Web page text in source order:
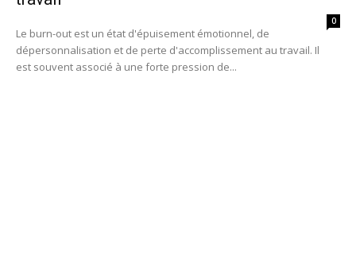
0
Le burn-out est un état d'épuisement émotionnel, de
dépersonnalisation et de perte d'accomplissement au travail. Il
est souvent associé à une forte pression de...